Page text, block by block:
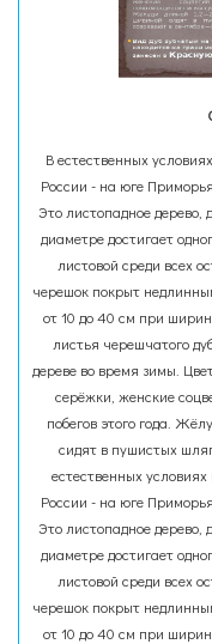
В естественных
России - на юге
Это листопадное дерево,
диаметре достигает
листовой среди всех
черешок покрыт
от 10 до 40 см при
листья черешчатого
дереве во время зимы.
серёжки, женские
побегов этого года.
сидят в пушистых
естественных
России - на юге
Это листопадное дерево,
диаметре достигает
листовой среди всех
черешок покрыт
от 10 до 40 см при